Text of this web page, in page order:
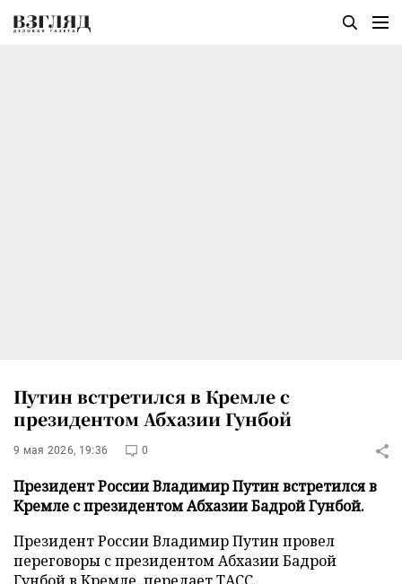
Путин встретился в Кремле с
президентом Абхазии Гунбой
9 мая 2026, 19:36 0
Президент России Владимир Путин встретился в
Кремле с президентом Абхазии Бадрой Гунбой.
Президент России Владимир Путин провел
переговоры с президентом Абхазии Бадрой